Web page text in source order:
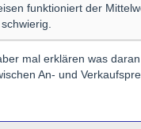
funktioniert der
mal erklären was
An- und